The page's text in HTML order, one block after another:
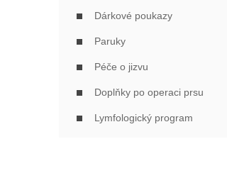
Dárkové poukazy
Paruky
Péče o jizvu
Doplňky po operaci prsu
Lymfologický program